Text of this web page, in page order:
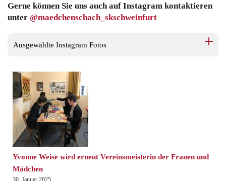
Gerne können Sie uns auch auf Instagram kontaktieren
unter @maedchenschach_skschweinfurt
Ausgewählte Instagram Fotos
Yvonne Weise wird erneut Vereinsmeisterin der Frauen und
Mädchen
30. Januar 2025